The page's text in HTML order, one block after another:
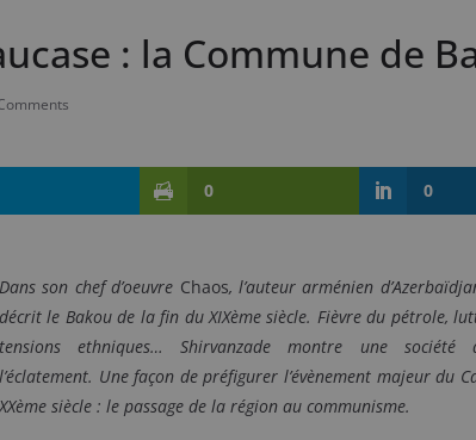
: la Commune de
0 0
Dans son chef d’oeuvre Chaos, l’auteur arménien
décrit le Bakou de la fin du XIXème siècle. Fièvre du pétrole,
tensions ethniques… Shirvanzade montre une
l’éclatement. Une façon de préfigurer l’évènement majeur du
XXème siècle : le passage de la région au communisme.